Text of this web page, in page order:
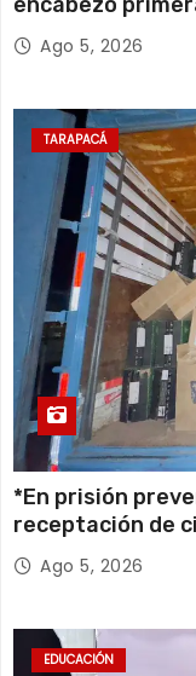
retiro de cables
Ago 5, 2026
TARAPACÁ
*En prisión
receptación de
millones*
Ago 5, 2026
EDUCACIÓN